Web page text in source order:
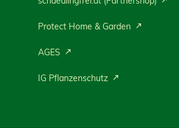
Protect Home & Garden
AGES
IG Pflanzenschutz